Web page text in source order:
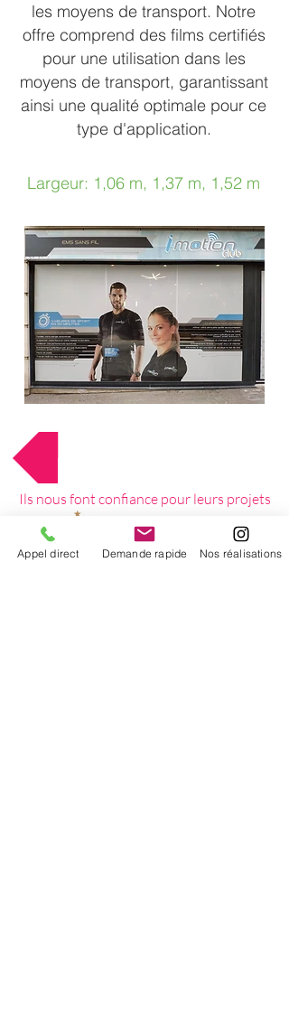
les moyens de transport. Notre
offre comprend des films certifiés
pour une utilisation dans les
moyens de transport, garantissant
ainsi une qualité optimale pour ce
type d'application.
Largeur: 1,06 m, 1,37 m, 1,52 m
Ils nous font confiance pour leurs projets
Appel direct Demande rapide Nos réalisations